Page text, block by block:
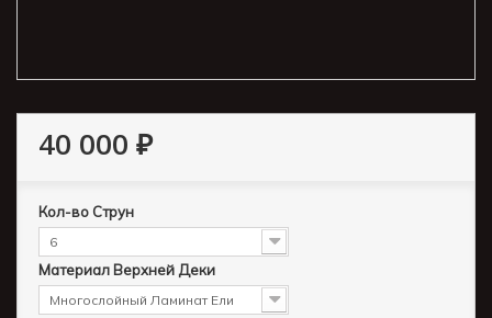
40 000 ₽
Кол-во Струн
6
Материал Верхней Деки
Многослойный Ламинат Ели